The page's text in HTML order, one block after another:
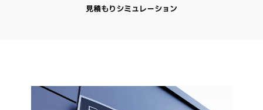
見積もりシミュレーション